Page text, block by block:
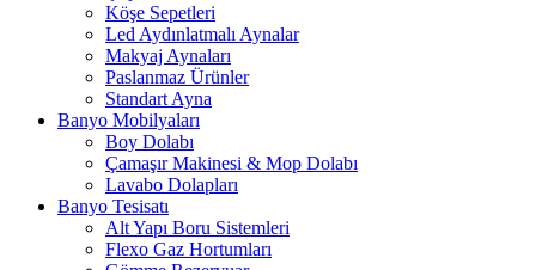
Köşe Sepetleri
Led Aydınlatmalı Aynalar
Makyaj Aynaları
Paslanmaz Ürünler
Standart Ayna
Banyo Mobilyaları
Boy Dolabı
Çamaşır Makinesi & Mop Dolabı
Lavabo Dolapları
Banyo Tesisatı
Alt Yapı Boru Sistemleri
Flexo Gaz Hortumları